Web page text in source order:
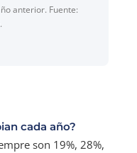
anterior. Fuente:
cada año?
son 19%, 28%,